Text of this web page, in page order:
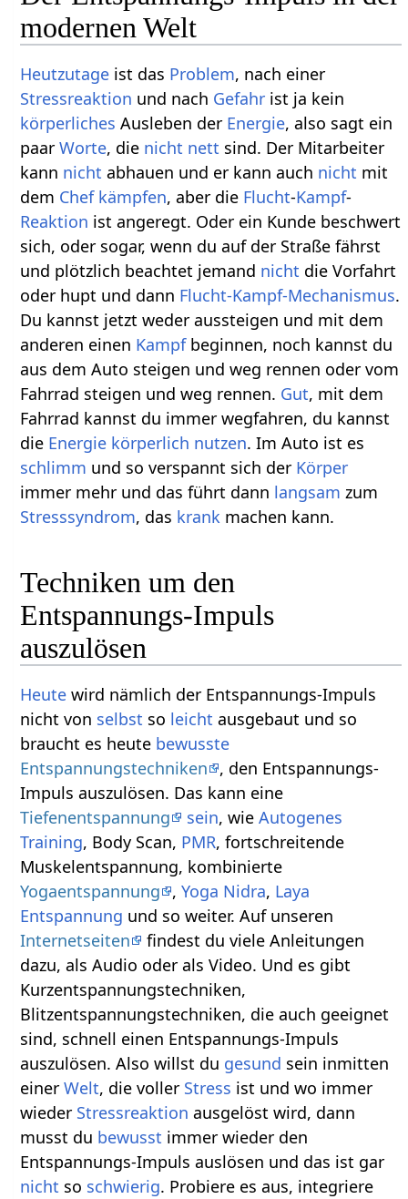
modernen Welt
Heutzutage ist das Problem, nach einer
Stressreaktion und nach Gefahr ist ja kein
körperliches Ausleben der Energie, also sagt ein
paarWorte, die nicht nett sind. Der Mitarbeiter
kann nicht abhauen und er kann auch nicht mit
dem Chef kämpfen, aber die Flucht-Kampf-
Reaktion ist angeregt. Oder ein Kunde beschwert
sich, oder sogar, wenn du auf der Straße fährst
und plötzlich beachtet jemand nicht die Vorfahrt
oder hupt und dann Flucht-Kampf-Mechanismus.
Du kannst jetzt weder aussteigen und mit dem
anderen einen Kampfbeginnen, noch kannst du
aus dem Auto steigen und weg rennen oder vom
Fahrrad steigen und weg rennen. Gut, mit dem
Fahrrad kannst du immer wegfahren, du kannst
die Energie körperlich nutzen. Im Auto ist es
schlimm und so verspannt sich der Körper
immer mehr und das führt dann langsam zum
Stresssyndrom, das krank machen kann.
Techniken um den
Entspannungs-Impuls
auszulösen
Heute wird nämlich der Entspannungs-Impuls
nicht von selbst so leicht ausgebaut und so
braucht es heute bewusste
Entspannungstechniken
, den Entspannungs-
Impuls auszulösen. Das kann eine
Tiefenentspannung
sein, wieAutogenes
Training, Body Scan, PMR, fortschreitende
Muskelentspannung, kombinierte
Yogaentspannung
,Yoga Nidra, Laya
Entspannung und so weiter. Auf unseren
Internetseiten
findest du viele Anleitungen
dazu, als Audio oder als Video. Und es gibt
Kurzentspannungstechniken,
Blitzentspannungstechniken, die auch geeignet
sind, schnell einen Entspannungs-Impuls
auszulösen. Also willst du gesund sein inmitten
einerWelt, die voller Stress ist und wo immer
wieder Stressreaktion ausgelöst wird, dann
musst du bewusst immer wieder den
Entspannungs-Impuls auslösen und das ist gar
nicht so schwierig. Probiere es aus, integriere